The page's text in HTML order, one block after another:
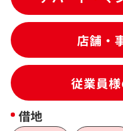
店舗・
従業員
借地